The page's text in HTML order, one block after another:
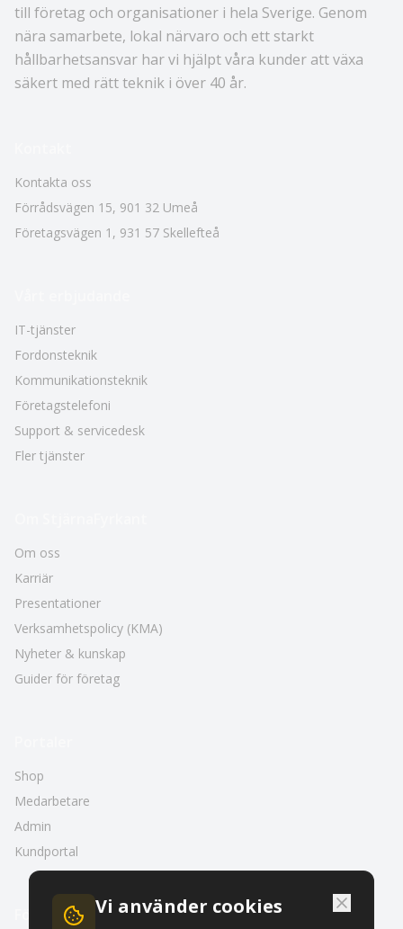
till företag och organisationer i hela Sverige. Genom
nära samarbete, lokal närvaro och ett starkt
hållbarhetsansvar har vi hjälpt våra kunder att växa
säkert med rätt teknik i över 40 år.
Kontakta oss
Förrådsvägen 15, 901 32 Umeå
Företagsvägen 1 , 931 57 Skellefteå
IT-tjänster
Fordonsteknik
Kommunikationsteknik
Företagstelefoni
Support & servicedesk
Fler tjänster
Om oss
Karriär
Presentationer
Verksamhetspolicy (KMA)
Nyheter & kunskap
Guider för företag
Shop
Medarbetare
Admin
Kundportal
Följ oss Vi använder cookies